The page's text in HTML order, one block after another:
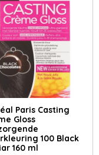
Paris Casting
Gloss
100 Black
160 ml